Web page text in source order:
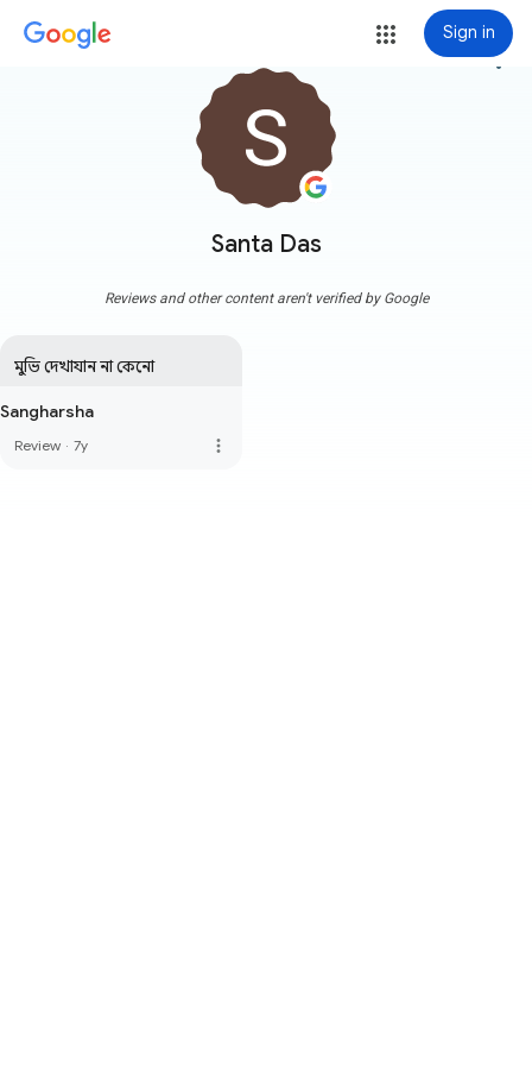
Sign in
Santa Das
more_vert
Reviews and other content aren't verified by Google
মুভি দেখাযান না কেনো
Sangharsha
Review · 7y more_vert